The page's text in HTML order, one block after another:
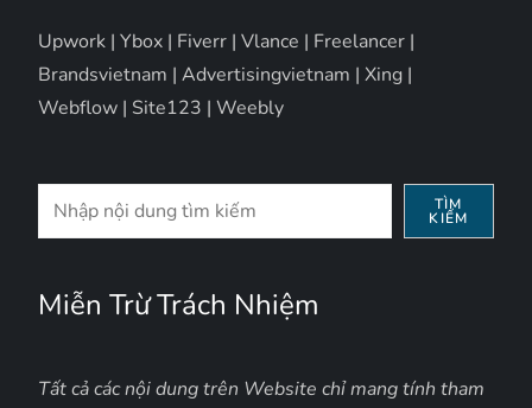
Upwork |Ybox | Fiverr |Vlance | Freelancer |
Brandsvietnam |Advertisingvietnam |Xing |
Webflow | Site123 |Weebly
Tìm
kiếm
TÌM
KIẾM
Miễn Trừ Trách Nhiệm
Tất cả các nội dung trên Website chỉ mang tính tham